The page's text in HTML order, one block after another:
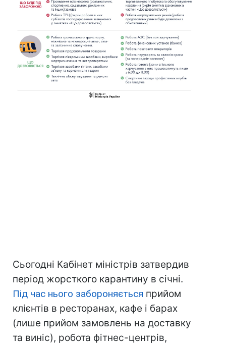
Сьогодні Кабінет міністрів затвердив
період жорсткого карантину в січні.
Під час нього забороняється прийом
клієнтів в ресторанах, кафе і барах
(лише прийом замовлень на доставку
та виніс), робота фітнес-центрів,